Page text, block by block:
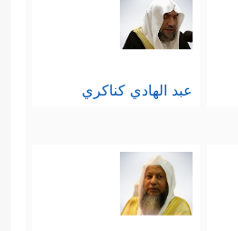
عبد الهادي كناكري